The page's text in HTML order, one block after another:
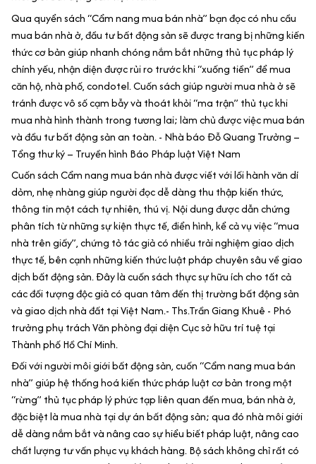
Qua quyển sách “Cẩm nang mua bán nhà” bạn đọc có nhu cầu
mua bán nhà ở, đầu tư bất động sản sẽ được trang bị những kiến
thức cơ bản giúp nhanh chóng nắm bắt những thủ tục pháp lý
chính yếu, nhận diện được rủi ro trước khi “xuống tiền” để mua
căn hộ, nhà phố, condotel. Cuốn sách giúp người mua nhà ở sẽ
tránh được vô số cạm bẫy và thoát khỏi “ma trận” thủ tục khi
mua nhà hình thành trong tương lai; làm chủ được việc mua bán
và đầu tư bất động sản an toàn. - Nhà báo Đỗ Quang Trưởng –
Tổng thư ký – Truyền hình Báo Pháp luật Việt Nam
Cuốn sách Cẩm nang mua bán nhà được viết với lối hành văn dí
dỏm, nhẹ nhàng giúp người đọc dễ dàng thu thập kiến thức,
thông tin một cách tự nhiên, thú vị. Nội dung được dẫn chứng
phân tích từ những sự kiện thực tế, điển hình, kể cả vụ việc “mua
nhà trên giấy”, chứng tỏ tác giả có nhiều trải nghiệm giao dịch
thực tế, bên cạnh những kiến thức luật pháp chuyên sâu về giao
dịch bất động sản. Đây là cuốn sách thực sự hữu ích cho tất cả
các đối tượng độc giả có quan tâm đến thị trường bất động sản
và giao dịch nhà đất tại Việt Nam.- Ths.Trần Giang Khuê - Phó
trưởng phụ trách Văn phòng đại diện Cục sở hữu trí tuệ tại
Thành phố Hồ Chí Minh.
Đối với người môi giới bất động sản, cuốn “Cẩm nang mua bán
nhà” giúp hệ thống hoá kiến thức pháp luật cơ bản trong một
“rừng” thủ tục pháp lý phức tạp liên quan đến mua, bán nhà ở,
đặc biệt là mua nhà tại dự án bất động sản; qua đó nhà môi giới
dễ dàng nắm bắt và nâng cao sự hiểu biết pháp luật, nâng cao
chất lượng tư vấn phục vụ khách hàng. Bộ sách không chỉ rất có